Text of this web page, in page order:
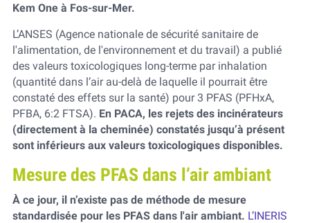
Kem One à Fos-sur-Mer.
L’ANSES (Agence nationale de sécurité sanitaire de
l'alimentation, de l'environnement et du travail) a publié
des valeurs toxicologiques long-terme par inhalation
(quantité dans l’air au-delà de laquelle il pourrait être
constaté des effets sur la santé) pour 3 PFAS (PFHxA,
PFBA, 6:2 FTSA). En PACA, les rejets des incinérateurs
(directement à la cheminée) constatés jusqu’à présent
sont inférieurs aux valeurs toxicologiques disponibles.
Mesure des PFAS dans l’air ambiant
À ce jour, il n’existe pas de méthode de mesure
standardisée pour les PFAS dans l'air ambiant. L’INERIS